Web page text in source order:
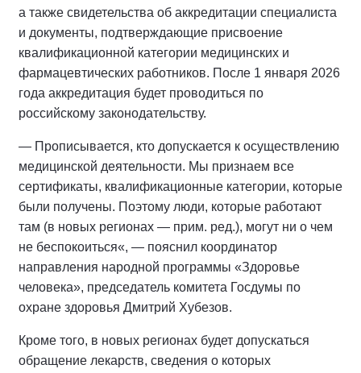
а также свидетельства об аккредитации специалиста
и документы, подтверждающие присвоение
квалификационной категории медицинских и
фармацевтических работников. После 1 января 2026
года аккредитация будет проводиться по
российскому законодательству.
— Прописывается, кто допускается к осуществлению
медицинской деятельности. Мы признаем все
сертификаты, квалификационные категории, которые
были получены. Поэтому люди, которые работают
там (в новых регионах — прим. ред.), могут ни о чем
не беспокоиться«, — пояснил координатор
направления народной программы «Здоровье
человека», председатель комитета Госдумы по
охране здоровья Дмитрий Хубезов.
Кроме того, в новых регионах будет допускаться
обращение лекарств, сведения о которых